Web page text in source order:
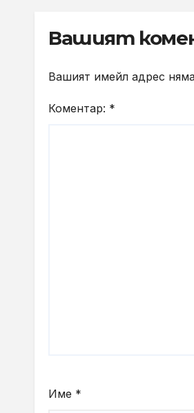
Вашият
Вашият имейл адрес
Коментар: *
Име *